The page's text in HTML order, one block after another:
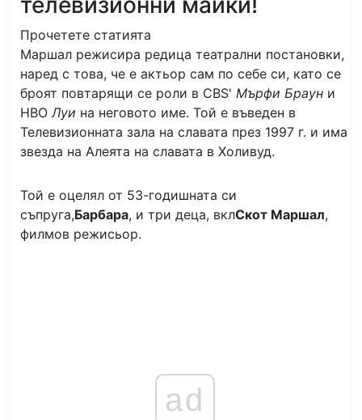
Прочетете статията
Маршал режисира редица театрални постановки,
наред с това, че е актьор сам по себе си, като се
броят повтарящи се роли в CBS' Мърфи Браун и
HBO Луи на неговото име. Той е въведен в
Телевизионната зала на славата през 1997 г. и има
звезда на Алеята на славата в Холивуд.
Той е оцелял от 53-годишната си
съпруга,Барбара, и три деца, вклСкот Маршал,
филмов режисьор.
ad